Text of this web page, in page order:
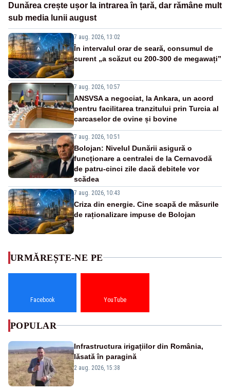
Dunărea crește ușor la intrarea în țară, dar rămâne mult
sub media lunii august
7 aug. 2026, 13:02
În intervalul orar de seară, consumul de
curent „a scăzut cu 200-300 de megawați”
7 aug. 2026, 10:57
ANSVSA a negociat, la Ankara, un acord
pentru facilitarea tranzitului prin Turcia al
carcaselor de ovine și bovine
7 aug. 2026, 10:51
Bolojan: Nivelul Dunării asigură o
funcționare a centralei de la Cernavodă
de patru-cinci zile dacă debitele vor
scădea
7 aug. 2026, 10:43
Criza din energie. Cine scapă de măsurile
de raționalizare impuse de Bolojan
URMĂREȘTE-NE PE
Facebook YouTube
POPULAR
Infrastructura irigațiilor din România,
lăsată în paragină
2 aug. 2026, 15:38